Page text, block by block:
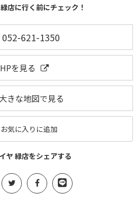
店に行く前にチェック！
052-621-1350
HPを見る
大きな地図で見る
お気に入りに追加
ヤ 緑店をシェアする